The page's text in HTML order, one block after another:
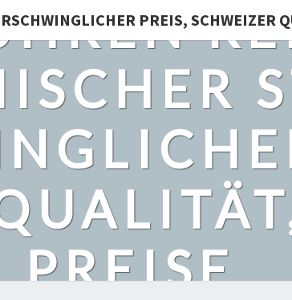
PREIS, SCHWEIZER
PREISE